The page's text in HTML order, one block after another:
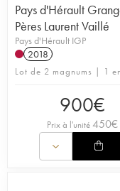
Pays d'Hérault
Pères Laurent Vaillé
Pays d'Hérault IGP
2018
Lot de 2 magnums | 1
900€
Prix à l'unité450€